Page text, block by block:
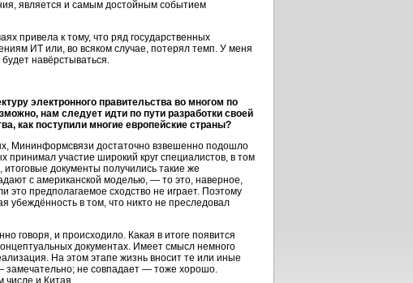
является и самым достойным событием
привела к тому, что ряд государственных
ИТ или, во всяком случае, потерял темп. У меня
навёрстываться.
электронного правительства во многом по
нам следует идти по пути разработки своей
как поступили многие европейские страны?
Мининформсвязи достаточно взвешенно подошло
участие широкий круг специалистов, в том
итоговые документы получились такие же
с американской моделью, — то это, наверное,
это предполагаемое сходство не играет. Поэтому
убеждённость в том, что никто не преследовал
говоря, и происходило. Какая в итоге появится
документах. Имеет смысл немного
На этом этапе жизнь вносит те или иные
замечательно; не совпадает — тоже хорошо.
числе и Китая.